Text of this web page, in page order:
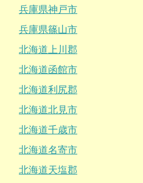
兵庫県神戸市
兵庫県篠山市
北海道上川郡
北海道函館市
北海道利尻郡
北海道北見市
北海道千歳市
北海道名寄市
北海道天塩郡